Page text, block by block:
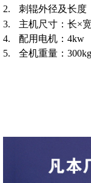
2.
刺辊外径及长度
3.
主机尺寸：长×
4.
配用电机： 4kw
5.
全机重量： 300kg